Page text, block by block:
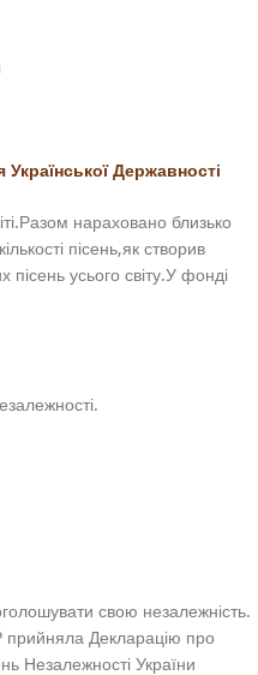
Української Державності
нараховано близько
пісень,як створив
усього світу.У фонді
свою незалежність.
прийняла Декларацію про
Незалежності України